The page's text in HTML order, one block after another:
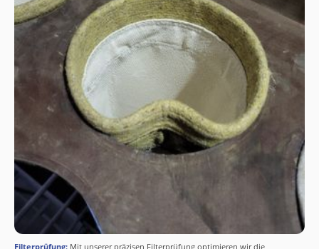
Filterprüfung: Mit unserer präzisen Filterprüfung optimieren wir die